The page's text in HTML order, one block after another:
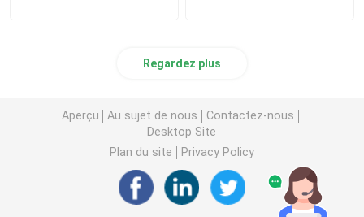
Regardez plus
Aperçu Au sujet de nous
Contactez-nous
Desktop Site
Plan du site
Privacy Policy